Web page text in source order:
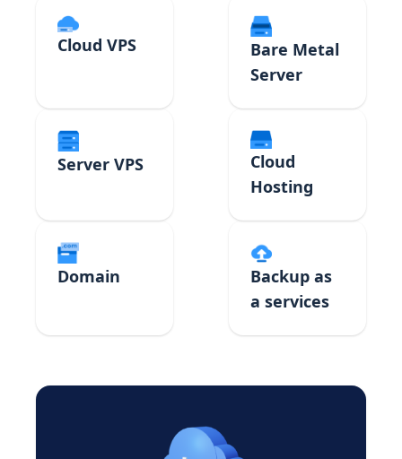
Cloud VPS
Bare Metal
Server
Server VPS
Cloud
Hosting
Domain
Backup as
a services